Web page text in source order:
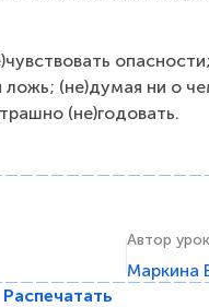
ложь; (не)думая ни о
(не)годовать.
Автор
Маркина
Распечатать